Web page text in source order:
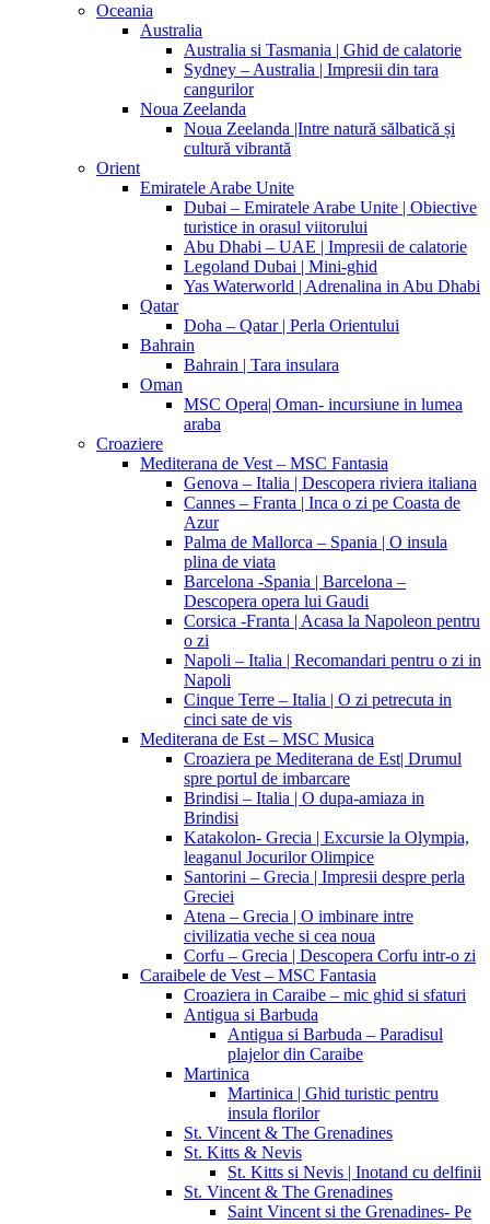
Oceania
Australia
Australia si Tasmania | Ghid de calatorie
Sydney – Australia | Impresii din tara
cangurilor
Noua Zeelanda
Noua Zeelanda |Intre natură sălbatică și
cultură vibrantă
Orient
Emiratele Arabe Unite
Dubai – Emiratele Arabe Unite | Obiective
turistice in orasul viitorului
Abu Dhabi – UAE | Impresii de calatorie
Legoland Dubai | Mini-ghid
Yas Waterworld | Adrenalina in Abu Dhabi
Qatar
Doha – Qatar | Perla Orientului
Bahrain
Bahrain | Tara insulara
Oman
MSC Opera| Oman- incursiune in lumea
araba
Croaziere
Mediterana de Vest – MSC Fantasia
Genova – Italia | Descopera riviera italiana
Cannes – Franta | Inca o zi pe Coasta de
Azur
Palma de Mallorca – Spania | O insula
plina de viata
Barcelona -Spania | Barcelona –
Descopera opera lui Gaudi
Corsica -Franta | Acasa la Napoleon pentru
o zi
Napoli – Italia | Recomandari pentru o zi in
Napoli
Cinque Terre – Italia | O zi petrecuta in
cinci sate de vis
Mediterana de Est – MSC Musica
Croaziera pe Mediterana de Est| Drumul
spre portul de imbarcare
Brindisi – Italia | O dupa-amiaza in
Brindisi
Katakolon- Grecia | Excursie la Olympia,
leaganul Jocurilor Olimpice
Santorini – Grecia | Impresii despre perla
Greciei
Atena – Grecia | O imbinare intre
civilizatia veche si cea noua
Corfu – Grecia | Descopera Corfu intr-o zi
Caraibele de Vest – MSC Fantasia
Croaziera in Caraibe – mic ghid si sfaturi
Antigua si Barbuda
Antigua si Barbuda – Paradisul
plajelor din Caraibe
Martinica
Martinica | Ghid turistic pentru
insula florilor
St. Vincent & The Grenadines
St. Kitts & Nevis
St. Kitts si Nevis | Inotand cu delfinii
St. Vincent & The Grenadines
Saint Vincent si the Grenadines- Pe